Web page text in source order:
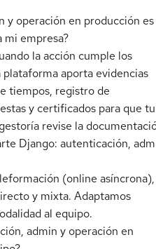
y operación en producción es
mi empresa?
la acción cumple los
aporta evidencias
tiempos, registro de
y certificados para que tu
revise la
Django: autenticación,
(online asíncrona),
y mixta. Adaptamos
al equipo.
admin y operación en